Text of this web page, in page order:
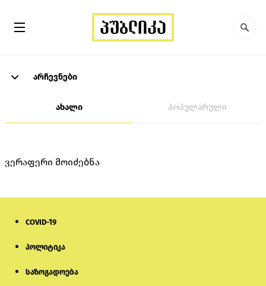
არჩევნები
ახალი პოპულარული
ვერაფერი მოიძებნა
COVID-19
პოლიტიკა
საზოგადოება